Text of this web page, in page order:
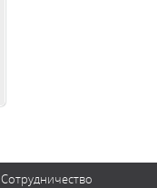
Сотрудничество